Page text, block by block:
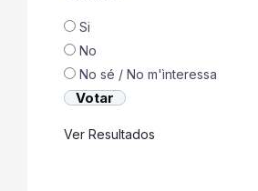
Si
No
No sé / No m'ìnteressa
Ver Resultados